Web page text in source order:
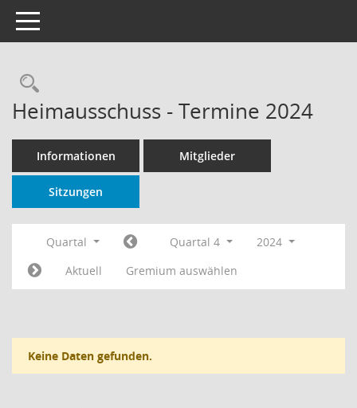
Toggle navigation
Rechercheauswahl
Heimausschuss - Termine 2024
Informationen Mitglieder
Sitzungen
Quartal Quartal 4
2024
Aktuell
Gremium auswählen
Keine Daten gefunden.